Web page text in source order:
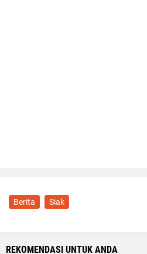
Berita Siak
REKOMENDASI UNTUK ANDA